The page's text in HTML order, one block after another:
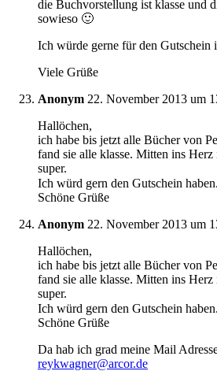
die Buchvorstellung ist klasse und
sowieso 🙂
Ich würde gerne für den Gutschein
Viele Grüße
Anonym 22. November 2013 um
Hallöchen,
ich habe bis jetzt alle Bücher von
fand sie alle klasse. Mitten ins Herz
super.
Ich würd gern den Gutschein
Schöne Grüße
Anonym 22. November 2013 um
Hallöchen,
ich habe bis jetzt alle Bücher von
fand sie alle klasse. Mitten ins Herz
super.
Ich würd gern den Gutschein
Schöne Grüße
Da hab ich grad meine Mail
reykwagner@arcor.de